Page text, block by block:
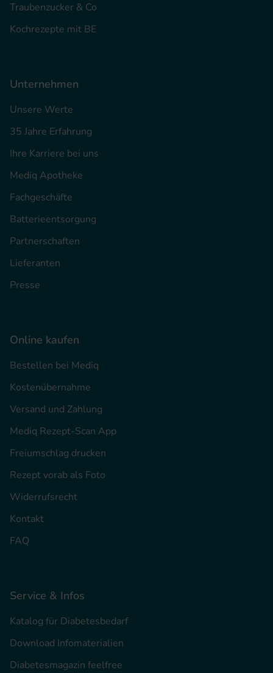
Traubenzucker & Co
Kochrezepte mit BE
Unternehmen
Unsere Werte
35 Jahre Erfahrung
Ihre Karriere bei uns
Mediq Apotheke
Fachgeschäfte
Batterieentsorgung
Partnerschaften
Lieferanten
Presse
Online kaufen
Bestellen bei Mediq
Kostenübernahme
Versand und Zahlung
Mediq Rezept-Scan App
Freiumschlag drucken
Rezept vorab als Foto
Widerrufsrecht
Kontakt
FAQ
Service & Infos
Katalog für Diabetesbedarf
Download Infomaterialien
Diabetesmagazin feelfree